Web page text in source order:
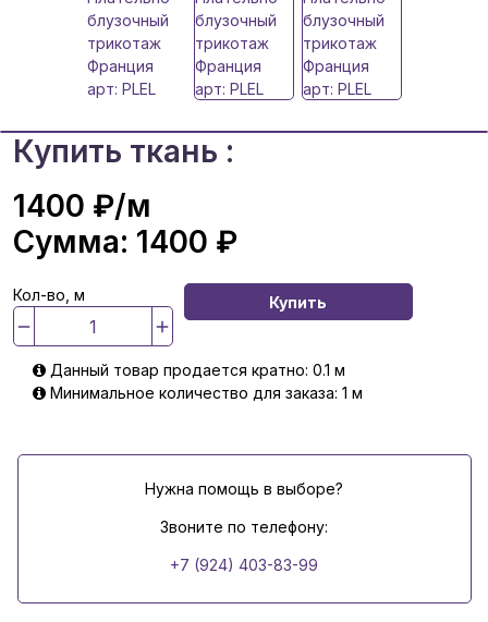
Купить ткань :
1400 ₽/м
Сумма: 1400 ₽
Кол-во, м Купить
Данный товар продается кратно: 0.1 м
Минимальное количество для заказа: 1 м
Нужна помощь в выборе?
Звоните по телефону:
+7 (924) 403-83-99